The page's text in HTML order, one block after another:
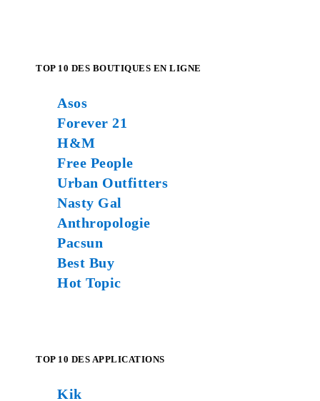
TOP 10 DES BOUTIQUES EN LIGNE
Asos
Forever 21
H&M
Free People
Urban Outfitters
Nasty Gal
Anthropologie
Pacsun
Best Buy
Hot Topic
TOP 10 DES APPLICATIONS
Kik